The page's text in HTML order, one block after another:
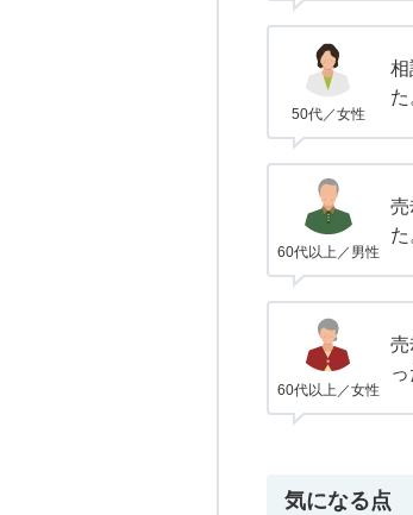
50代／女性
相
た
60代以上／男性
売
た
60代以上／女性
売
っ
気になる点